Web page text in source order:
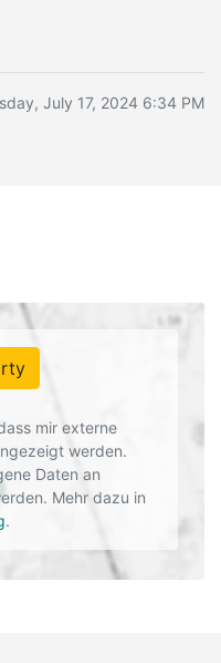
July 17, 2024 6:34 PM
mir externe
werden.
Daten an
Mehr dazu in
.